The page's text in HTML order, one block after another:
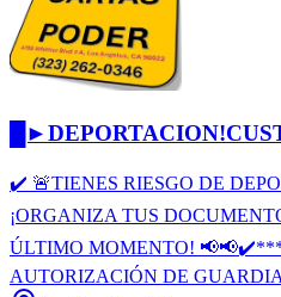
✔️️ 🚨TIENES RIESGO DE
¡ORGANIZA TUS
ÚLTIMO MOMENTO!
AUTORIZACIÓN DE